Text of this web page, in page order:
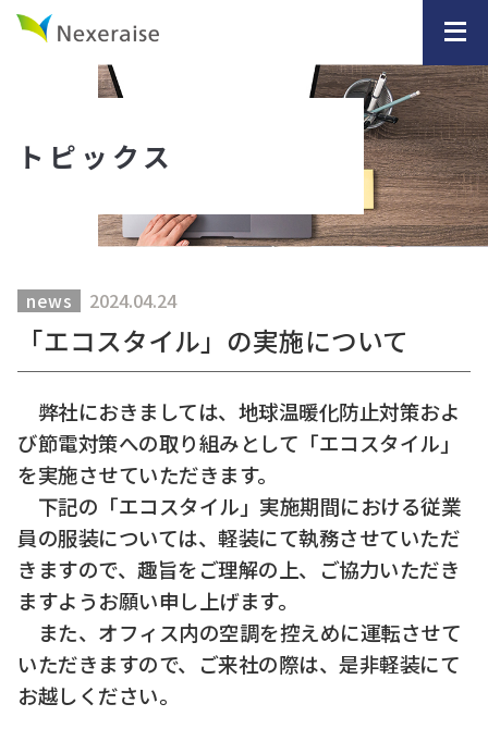
トピックス
news 2024.04.24
「エコスタイル」の実施について
弊社におきましては、地球温暖化防止対策およ
び節電対策への取り組みとして「エコスタイル」
を実施させていただきます。
下記の「エコスタイル」実施期間における従業
員の服装については、軽装にて執務させていただ
きますので、趣旨をご理解の上、ご協力いただき
ますようお願い申し上げます。
また、オフィス内の空調を控えめに運転させて
いただきますので、ご来社の際は、是非軽装にて
お越しください。